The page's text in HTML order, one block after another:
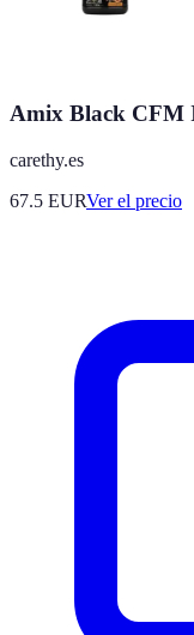
Amix Black CFM
carethy.es
67.5 EURVer el precio